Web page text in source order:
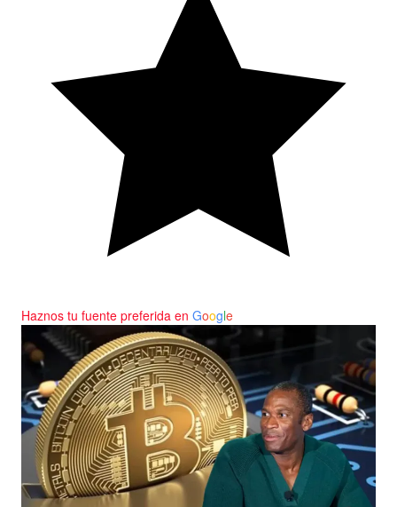
Haznos tu fuente preferida en Google